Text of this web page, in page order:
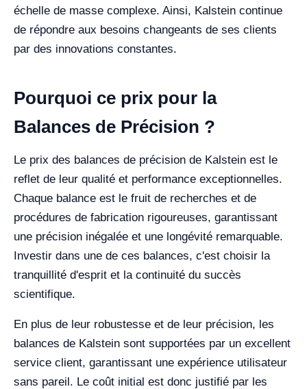
échelle de masse complexe. Ainsi, Kalstein continue
de répondre aux besoins changeants de ses clients
par des innovations constantes.
Pourquoi ce prix pour la
Balances de Précision ?
Le prix des balances de précision de Kalstein est le
reflet de leur qualité et performance exceptionnelles.
Chaque balance est le fruit de recherches et de
procédures de fabrication rigoureuses, garantissant
une précision inégalée et une longévité remarquable.
Investir dans une de ces balances, c'est choisir la
tranquillité d'esprit et la continuité du succès
scientifique.
En plus de leur robustesse et de leur précision, les
balances de Kalstein sont supportées par un excellent
service client, garantissant une expérience utilisateur
sans pareil. Le coût initial est donc justifié par les